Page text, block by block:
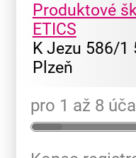
Produktové
ETICS
K Jezu 586/1
Plzeň
pro 1 až 8